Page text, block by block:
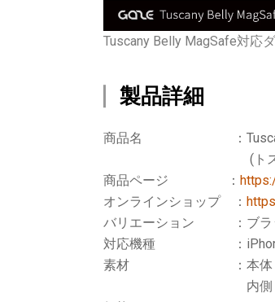
Tuscany Belly MagSafe対応
製品詳細
商品名 ：Tuscany
(トスカニーベリー
商品ページ ：
オンラインショップ ：
バリエーション ：ブラッ
対応機種 ：iPhone
素材 ：本体：イ
内側：人工